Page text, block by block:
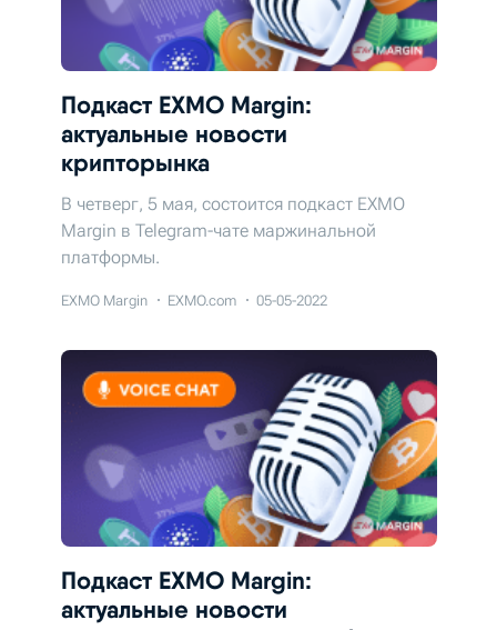
Подкаст EXMO Margin:
актуальные новости
крипторынка
В четверг, 5 мая, состоится подкаст EXMO
Margin в Telegram-чате маржинальной
платформы.
EXMO Margin EXMO.com 05-05-2022
Подкаст EXMO Margin:
актуальные новости